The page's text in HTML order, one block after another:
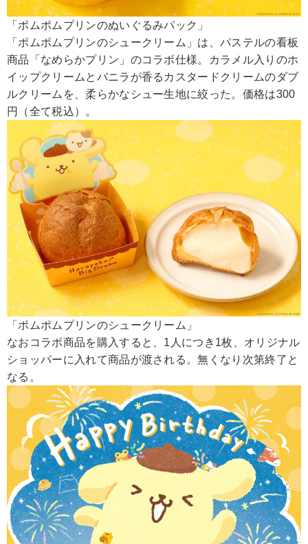
「ポムポムプリンのぬいぐるみパック」
「ポムポムプリンのシュークリーム」は、パステルの看板
商品「なめらかプリン」のコラボ仕様。カラメル入りのホ
イップクリームとバニラが香るカスタードクリームのダブ
ルクリームを、柔らかなシュー生地に絞った。価格は300
円（全て税込）。
「ポムポムプリンのシュークリーム」
なおコラボ商品を購入すると、1人につき1枚、オリジナル
ショッパーに入れて商品が渡される。無くなり次第終了と
なる。